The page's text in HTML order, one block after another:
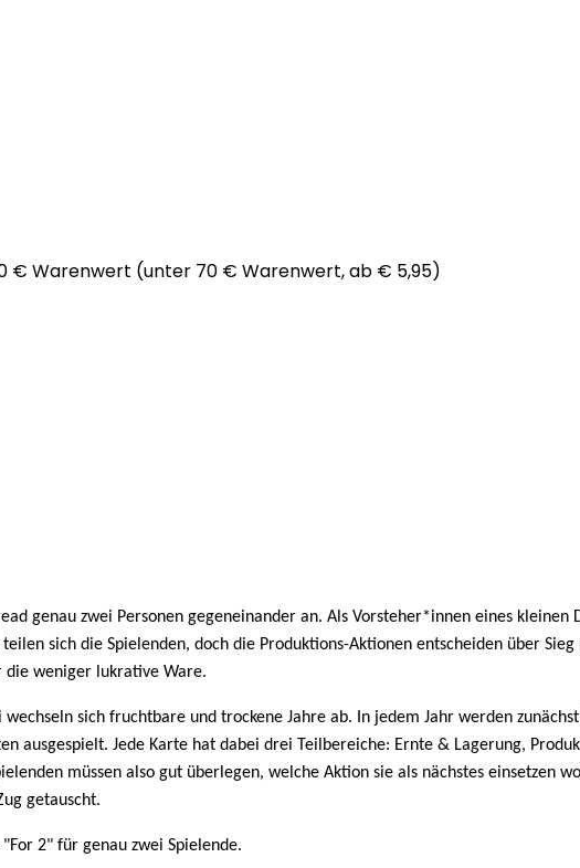
€ Warenwert (unter 70 € Warenwert, ab € 5,95)
genau zwei Personen gegeneinander an. Als Vorsteher*innen eines
sich die Spielenden, doch die Produktions-Aktionen entscheiden über
die weniger lukrative Ware.
sich fruchtbare und trockene Jahre ab. In jedem Jahr werden
ausgespielt. Jede Karte hat dabei drei Teilbereiche: Ernte & Lagerung,
müssen also gut überlegen, welche Aktion sie als nächstes einsetzen
getauscht.
2" für genau zwei Spielende.